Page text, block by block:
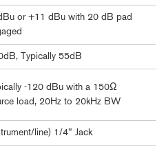
or +11 dBu with 20 dB pad
Typically 55dB
-120 dBu with a 150Ω
load, 20Hz to 20kHz BW
line) 1/4" Jack